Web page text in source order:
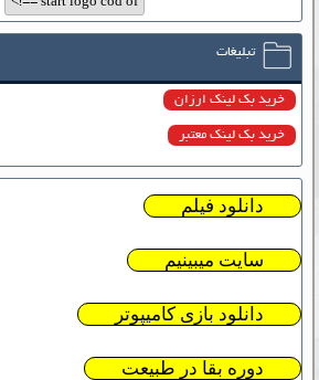
تبلیغات
خرید بک لینک ارزان
خرید بک لینک معتبر
دانلود فیلم
سایت میبینیم
دانلود بازی کامیپوتر
دوره بقا در طبیعت